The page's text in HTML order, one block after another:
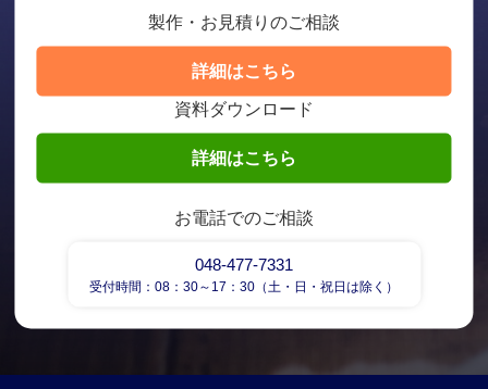
製作・お見積りのご相談
詳細はこちら
資料ダウンロード
詳細はこちら
お電話でのご相談
048-477-7331
受付時間：08：30～17：30（土・日・祝日は除く）